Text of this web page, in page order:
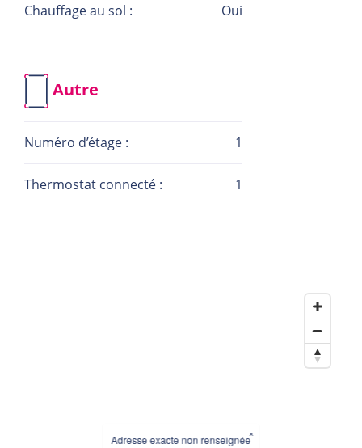
Chauffage au sol : Oui
Autre
Numéro d’étage : 1
Thermostat connecté : 1
×
Adresse exacte non renseignée